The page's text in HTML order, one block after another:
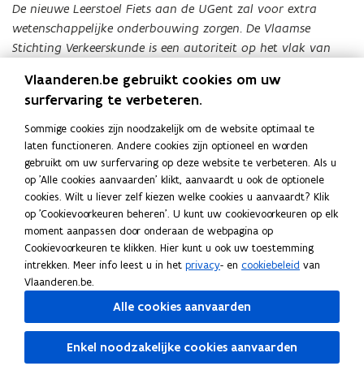
De nieuwe Leerstoel Fiets aan de UGent zal voor extra
wetenschappelijke onderbouwing zorgen. De Vlaamse
Stichting Verkeerskunde is een autoriteit op het vlak van
stakeholders het fietsbeleid verder te verdiepen.”
Meer informatie
Meer informatie over het Vlaamse fietsbeleid vind je op:
Fietsbeleid.
Deel deze pagina
L
i
n
k
d
K
o
p
i
e
r
Volg het Departement Mobiliteit en Openbare Werken op
Linkedin
opent in nieuw venster
Vlaanderen.be gebruikt cookies om uw
surfervaring te verbeteren.
Sommige cookies zijn noodzakelijk om de website optimaal te
laten functioneren. Andere cookies zijn optioneel en worden
gebruikt om uw surfervaring op deze website te verbeteren. Als u
op 'Alle cookies aanvaarden' klikt, aanvaardt u ook de optionele
cookies. Wilt u liever zelf kiezen welke cookies u aanvaardt? Klik
op 'Cookievoorkeuren beheren'. U kunt uw cookievoorkeuren op elk
moment aanpassen door onderaan de webpagina op
Cookievoorkeuren te klikken. Hier kunt u ook uw toestemming
intrekken. Meer info leest u in het privacy- en cookiebeleid van
Vlaanderen.be.
Alle cookies aanvaarden
Enkel noodzakelijke cookies aanvaarden